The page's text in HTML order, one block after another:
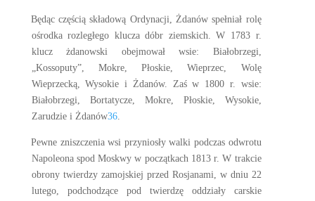
Będąc częścią składową Ordynacji, Żdanów spełniał rolę
ośrodka rozległego klucza dóbr ziemskich. W 1783 r.
klucz żdanowski obejmował wsie: Białobrzegi,
„Kossoputy”, Mokre, Płoskie, Wieprzec, Wolę
Wieprzecką, Wysokie i Żdanów. Zaś w 1800 r. wsie:
Białobrzegi, Bortatycze, Mokre, Płoskie, Wysokie,
Zarudzie i Żdanów36.
Pewne zniszczenia wsi przyniosły walki podczas odwrotu
Napoleona spod Moskwy w początkach 1813 r. W trakcie
obrony twierdzy zamojskiej przed Rosjanami, w dniu 22
lutego, podchodzące pod twierdzę oddziały carskie